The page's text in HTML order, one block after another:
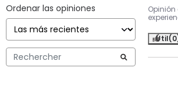
Ordenar las opiniones Opinión
Útil